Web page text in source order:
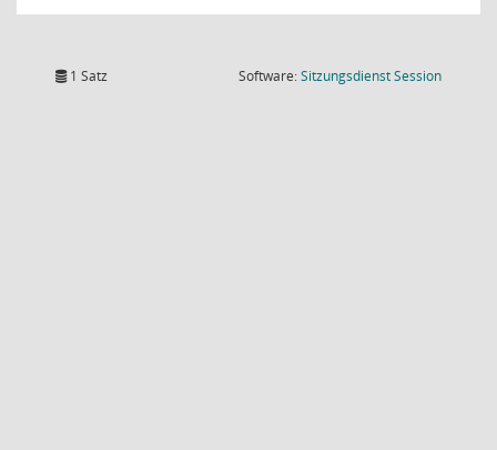
1 Satz Software:SitzungsdienstSession(Wird in